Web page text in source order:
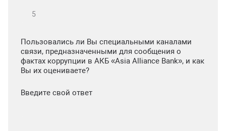
Пользовались ли Вы специальными каналами
связи, предназначенными для сообщения о
фактах коррупции в АКБ «Asia Alliance Bank», и как
Вы их оцениваете?
Введите свой ответ